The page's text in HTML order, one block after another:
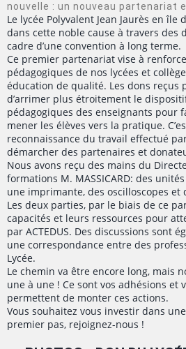
nouvelle : un nouveau partenariat
Le lycée Polyvalent Jean Jaurès en île
dans cette noble cause à travers des
cadre d’une convention à long terme.
Ce premier partenariat vise à
pédagogiques de nos lycées et
éducation de qualité. Les dons reçus
d’arrimer plus étroitement le
pédagogiques des enseignants pour
mener les élèves vers la pratique.
reconnaissance du travail effectué
démarcher des partenaires et
Nous avons reçu des mains du
formations M. MASSICARD: des
une imprimante, des oscilloscopes et
Les deux parties, par le biais de ce
capacités et leurs ressources pour
par ACTEDUS. Des discussions sont
une correspondance entre des
Lycée.
Le chemin va être encore long, mais
une à une ! Ce sont vos adhésions et
permettent de monter ces actions.
Vous souhaitez vous investir dans
premier pas, rejoignez-nous !